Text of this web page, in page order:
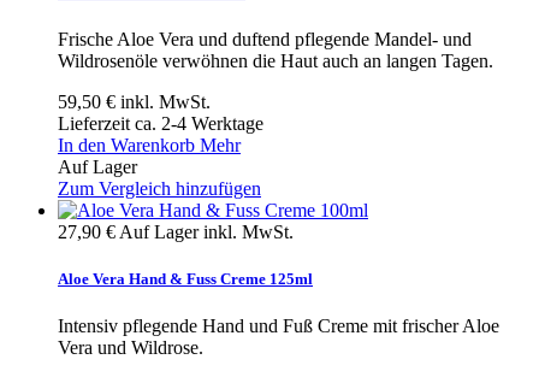
Frische Aloe Vera und duftend pflegende Mandel- und
Wildrosenöle verwöhnen die Haut auch an langen Tagen.
59,50 € inkl. MwSt.
Lieferzeit ca. 2-4 Werktage
In den Warenkorb Mehr
Auf Lager
Zum Vergleich hinzufügen
27,90 € Auf Lagerinkl. MwSt.
Aloe Vera Hand & Fuss Creme 125ml
Intensiv pflegende Hand und Fuß Creme mit frischer Aloe
Vera und Wildrose.